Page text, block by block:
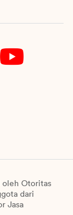
oleh Otoritas
dari
Jasa